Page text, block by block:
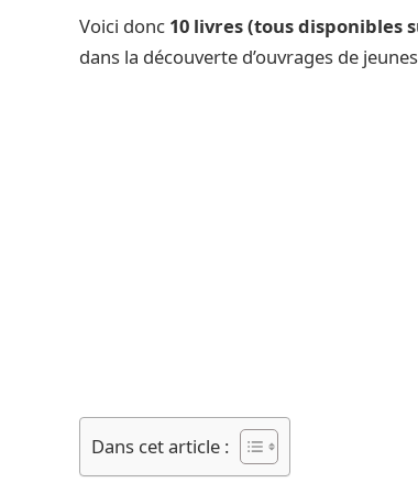
Voici donc 10 livres (tous disponibles
dans la découverte d’ouvrages de
Dans cet article :